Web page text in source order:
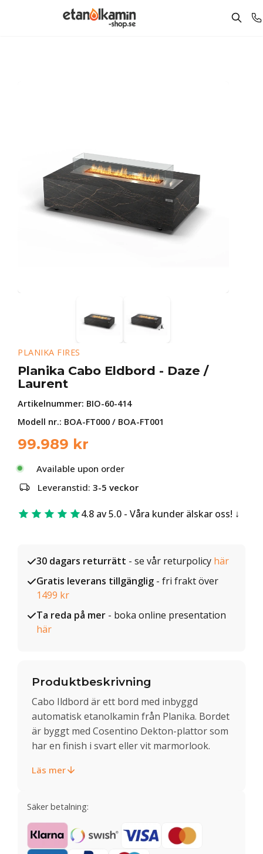
PLANIKA FIRES
Planika Cabo Eldbord - Daze /
Laurent
Artikelnummer: BIO-60-414
Modell nr.: BOA-FT000 / BOA-FT001
99.989 kr
Available upon order
Leveranstid: 3-5 veckor
4.8 av 5.0 - Våra kunder älskar oss!
30 dagars returrätt - se vår returpolicy här
Gratis leverans tillgänglig - fri frakt över
1499 kr
Ta reda på mer - boka online presentation
här
Produktbeskrivning
Cabo Ildbord är ett bord med inbyggd
automatisk etanolkamin från Planika. Bordet
är byggt med Cosentino Dekton-plattor som
har en finish i svart eller vit marmorlook.
Läs mer
Säker betalning: